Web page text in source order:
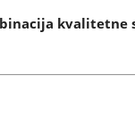
kvalitetne